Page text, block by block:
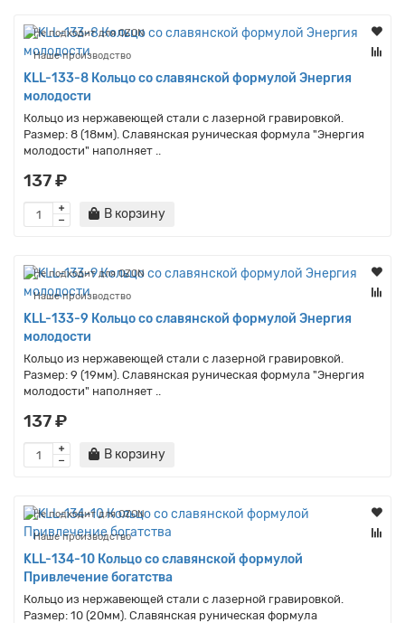
Не подходит для OZON
Наше производство
KLL-133-8 Кольцо со славянской формулой Энергия
молодости
Кольцо из нержавеющей стали с лазерной гравировкой.
Размер: 8 (18мм). Славянская руническая формула "Энергия
молодости" наполняет ..
137 ₽
В корзину
Не подходит для OZON
Наше производство
KLL-133-9 Кольцо со славянской формулой Энергия
молодости
Кольцо из нержавеющей стали с лазерной гравировкой.
Размер: 9 (19мм). Славянская руническая формула "Энергия
молодости" наполняет ..
137 ₽
В корзину
Не подходит для OZON
Наше производство
KLL-134-10 Кольцо со славянской формулой
Привлечение богатства
Кольцо из нержавеющей стали с лазерной гравировкой.
Размер: 10 (20мм). Славянская руническая формула